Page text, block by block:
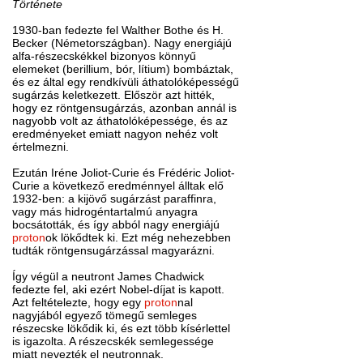
Története
1930-ban fedezte fel Walther Bothe és H.
Becker (Németországban). Nagy energiájú
alfa-részecskékkel bizonyos könnyű
elemeket (berillium, bór, lítium) bombáztak,
és ez által egy rendkívüli áthatolóképességű
sugárzás keletkezett. Először azt hitték,
hogy ez röntgensugárzás, azonban annál is
nagyobb volt az áthatolóképessége, és az
eredményeket emiatt nagyon nehéz volt
értelmezni.
Ezután Iréne Joliot-Curie és Frédéric Joliot-
Curie a következő eredménnyel álltak elő
1932-ben: a kijövő sugárzást paraffinra,
vagy más hidrogéntartalmú anyagra
bocsátották, és így abból nagy energiájú
protonok lökődtek ki. Ezt még nehezebben
tudták röntgensugárzással magyarázni.
Így végül a neutront James Chadwick
fedezte fel, aki ezért Nobel-díjat is kapott.
Azt feltételezte, hogy egy protonnal
nagyjából egyező tömegű semleges
részecske lökődik ki, és ezt több kísérlettel
is igazolta. A részecskék semlegessége
miatt nevezték el neutronnak.